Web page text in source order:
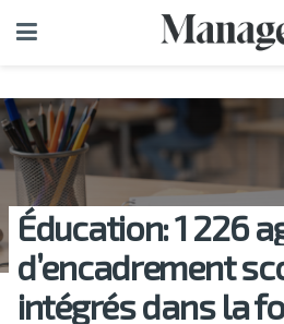
Éducation: 1 226
d’encadrement
intégrés dans la